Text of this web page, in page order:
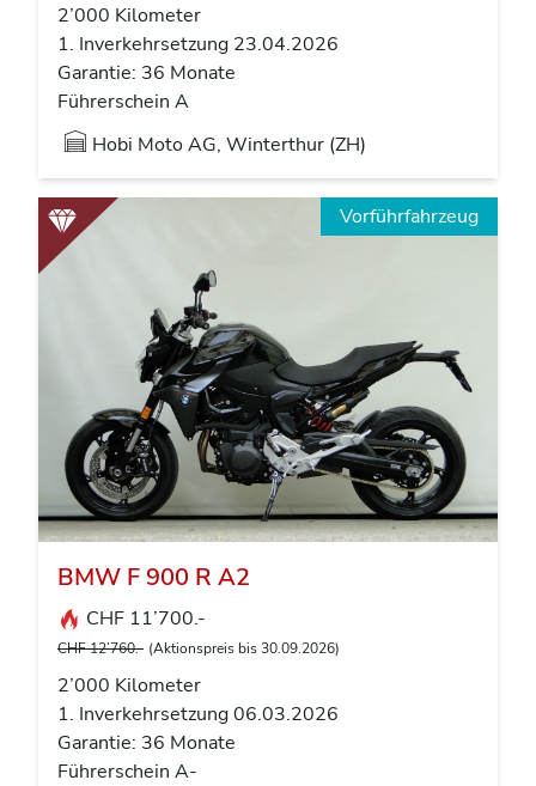
2’000 Kilometer
1. Inverkehrsetzung 23.04.2026
Garantie: 36 Monate
Führerschein A
Hobi Moto AG, Winterthur (ZH)
Vorführfahrzeug
BMW F 900 R A2
CHF 11’700.-
CHF 12’760.- (Aktionspreis bis 30.09.2026)
2’000 Kilometer
1. Inverkehrsetzung 06.03.2026
Garantie: 36 Monate
Führerschein A-